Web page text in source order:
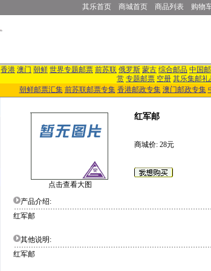
其乐首页 商城首页 商品列表 购物
香港 澳门 朝鲜 世界专题邮票 前苏联 俄罗斯 蒙古 综合邮品 中国
赏 专题邮票 空册 其乐集邮礼
朝鲜邮票汇集 前苏联邮票专集 香港邮政专集 澳门邮政专集
点击查看大图
红军邮
商城价: 28元
产品介绍:
红军邮
其他说明:
红军邮